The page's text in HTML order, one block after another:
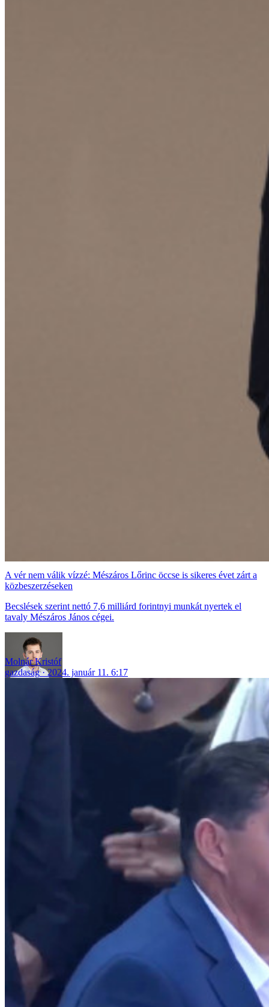
A vér nem válik vízzé: Mészáros Lőrinc öccse is sikeres évet zárt a
közbeszerzéseken
Becslések szerint nettó 7,6 milliárd forintnyi munkát nyertek el
tavaly Mészáros János cégei.
Molnár Kristóf
gazdaság
2024. január 11. 6:17